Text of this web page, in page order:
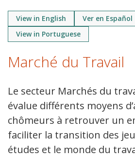
View in English
Ver en Español
View in Portuguese
Marché du Travail
Le secteur Marchés du
évalue différents moyens
chômeurs à retrouver un
faciliter la transition des
études et le monde du